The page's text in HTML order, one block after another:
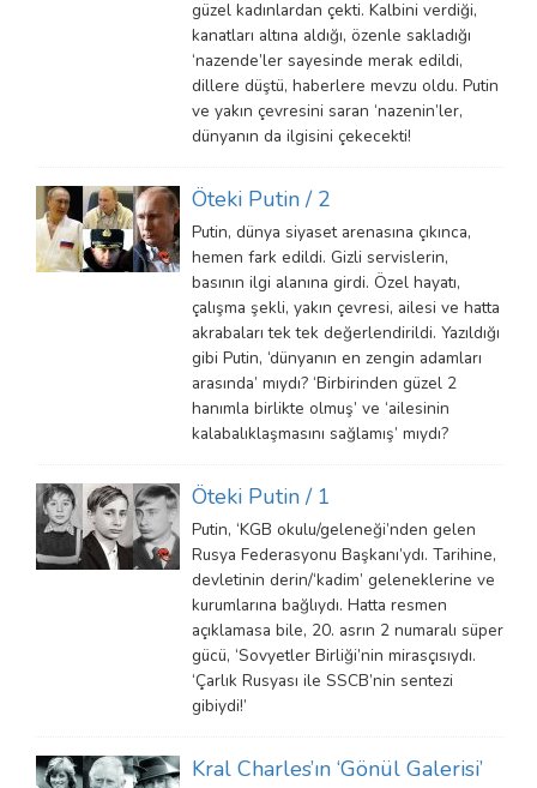
güzel kadınlardan çekti. Kalbini verdiği,
kanatları altına aldığı, özenle sakladığı
‘nazende’ler sayesinde merak edildi,
dillere düştü, haberlere mevzu oldu. Putin
ve yakın çevresini saran ‘nazenin’ler,
dünyanın da ilgisini çekecekti!
Öteki Putin / 2
Putin, dünya siyaset arenasına çıkınca,
hemen fark edildi. Gizli servislerin,
basının ilgi alanına girdi. Özel hayatı,
çalışma şekli, yakın çevresi, ailesi ve hatta
akrabaları tek tek değerlendirildi. Yazıldığı
gibi Putin, ‘dünyanın en zengin adamları
arasında’ mıydı? ‘Birbirinden güzel 2
hanımla birlikte olmuş’ ve ‘ailesinin
kalabalıklaşmasını sağlamış’ mıydı?
Öteki Putin / 1
Putin, ‘KGB okulu/geleneği’nden gelen
Rusya Federasyonu Başkanı’ydı. Tarihine,
devletinin derin/‘kadim’ geleneklerine ve
kurumlarına bağlıydı. Hatta resmen
açıklamasa bile, 20. asrın 2 numaralı süper
gücü, ‘Sovyetler Birliği’nin mirasçısıydı.
‘Çarlık Rusyası ile SSCB’nin sentezi
gibiydi!’
Kral Charles’ın ‘Gönül Galerisi’